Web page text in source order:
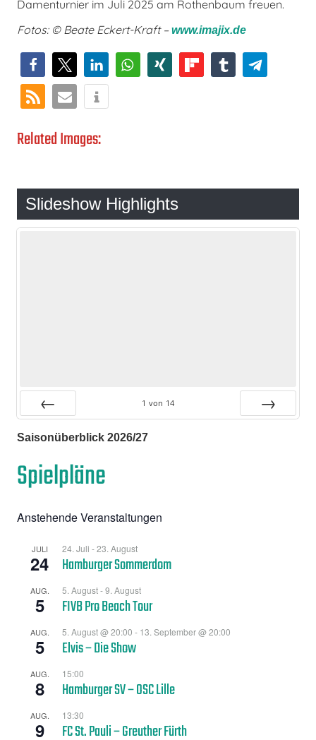
Damenturnier im Juli 2025 am Rothenbaum freuen.
Fotos: © Beate Eckert-Kraft –www.imajix.de
Related Images:
Slideshow Highlights
1 von 14
Saisonüberblick 2026/27
Spielpläne
Anstehende Veranstaltungen
JULI
24
24. Juli -23. August
Hamburger Sommerdom
AUG.
5
5. August-9. August
FIVB Pro Beach Tour
AUG.
5
5. August @ 20:00 - 13. September @ 20:00
Elvis – Die Show
AUG.
8
15:00
Hamburger SV – OSC Lille
AUG.
9
13:30
FC St. Pauli – Greuther Fürth